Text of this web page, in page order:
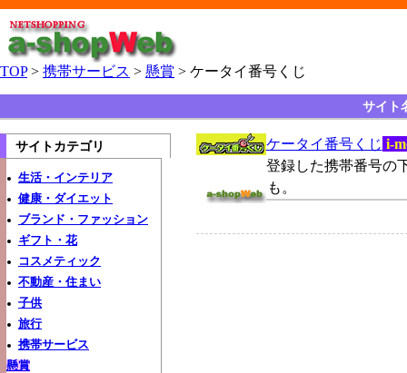
TOP> 携帯サービス > 懸賞 > ケータイ番号くじ
サイト
サイトカテゴリ
生活・インテリア
健康・ダイエット
ブランド・ファッション
ギフト・花
コスメティック
不動産・住まい
子供
旅行
携帯サービス
懸賞
ケータイ番号くじ i-
登録した携帯番号の
も。